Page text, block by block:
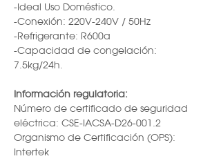
-Ideal Uso Doméstico.
-Conexión: 220V-240V / 50Hz
-Refrigerante: R600a
-Capacidad de congelación:
7.5kg/24h.
Información regulatoria:
Número de certificado de seguridad
eléctrica: CSE-IACSA-D26-001.2
Organismo de Certificación (OPS):
Intertek